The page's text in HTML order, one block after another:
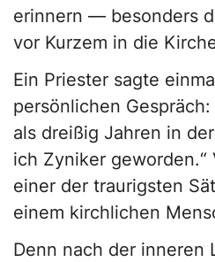
erinnern — besonders
vor Kurzem in die
Ein Priester sagte
persönlichen
als dreißig Jahren in
ich Zyniker
einer der traurigsten
einem kirchlichen
Denn nach der inneren